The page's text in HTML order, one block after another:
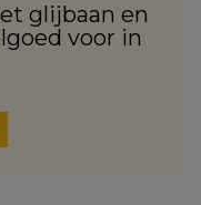
glijbaan en
voor in